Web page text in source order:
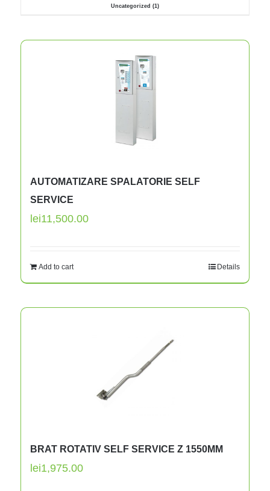
Uncategorized (1)
AUTOMATIZARE SPALATORIE SELF
SERVICE
lei11,500.00
Add to cart Details
BRAT ROTATIV SELF SERVICE Z 1550MM
lei1,975.00